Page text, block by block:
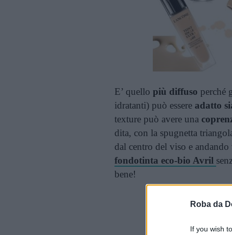
Roba da
If you wish
E’ quello più diffuso perché
idratanti) può essere adatto
texture può avere una
dita, con la spugnetta
dal centro del viso e
fondotinta eco-bio Avril
bene!